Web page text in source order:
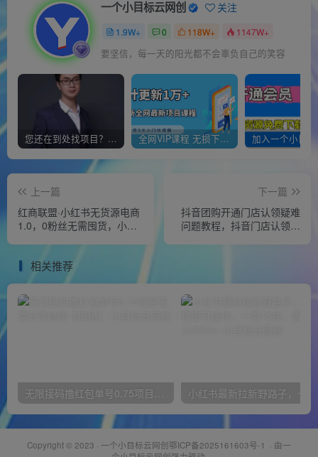
一个小目标云网创 关注
1.9W+ 0 118W+ 1147W+
要坚信，每一天的阳光都不会辜负自己的笑容
您还在到处找项目？还在当韭菜？我靠经营“一个小目标网创商城”年入百W+，曾经我也负债累累! 全网VIP课程 无损下载~
上一篇
红商联盟·小红书无货源电商
1.0，0粉丝无需囤货，小白
下一篇
抖音团购开通门店认领疑难
问题教程，抖音门店认领流
相关推荐
无限接码撸红包单号0.75项目无偿分享给你【揭秘】
Copyright © 2023 · 一个小目标云网创鄂ICP备2025161603号-1 · 由一